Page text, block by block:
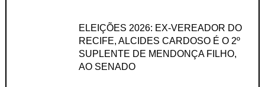
ELEIÇÕES 2026: EX-VEREADOR DO
RECIFE, ALCIDES CARDOSO É O 2º
SUPLENTE DE MENDONÇA FILHO,
AO SENADO